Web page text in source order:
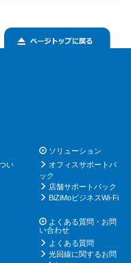
い
ソリューション
オフィスサポートパ
ック
店舗サポートパック
BiZiMoビジネスWi-Fi
よくある質問・お問
い合わせ
よくある質問
光回線に関するお問